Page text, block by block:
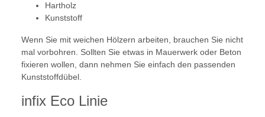
Hartholz
Kunststoff
Wenn Sie mit weichen Hölzern arbeiten, brauchen Sie nicht
mal vorbohren. Sollten Sie etwas in Mauerwerk oder Beton
fixieren wollen, dann nehmen Sie einfach den passenden
Kunststoffdübel.
infix Eco Linie